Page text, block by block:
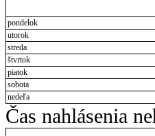
pondelok
utorok
streda
štvrtok
piatok
sobota
nedeľa
Čas nahlásenia